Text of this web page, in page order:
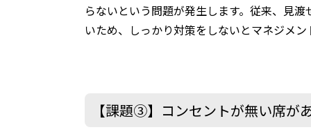
らないという問題が発生します。従来、見
いため、しっかり対策をしないとマネジメ
【課題③】コンセントが無い席が